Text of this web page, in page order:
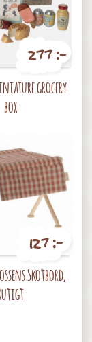
277 :-
grocery
box
127 :-
Skötbord,